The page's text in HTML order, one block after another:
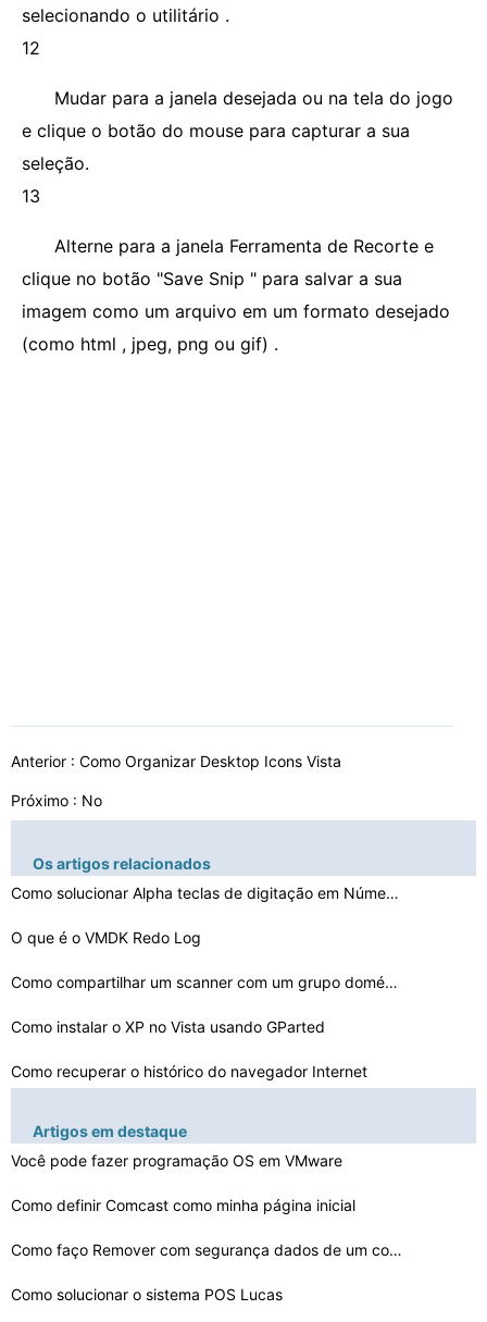
selecionando o utilitário .
12
Mudar para a janela desejada ou na tela do jogo
e clique o botão do mouse para capturar a sua
seleção.
13
Alterne para a janela Ferramenta de Recorte e
clique no botão "Save Snip " para salvar a sua
imagem como um arquivo em um formato desejado
(como html , jpeg, png ou gif) .
Anterior : Como Organizar Desktop Icons Vista
Próximo : No
Os artigos relacionados
Como solucionar Alpha teclas de digitação em Números…
O que é o VMDK Redo Log
Como compartilhar um scanner com um grupo doméstico
Como instalar o XP no Vista usando GParted
Como recuperar o histórico do navegador Internet
Sacred 2 não inicia
Como redimensionar Texto Impresso
Erro 1618 ao instalar o iTunes
Como configurar um servidor TFTP
Artigos em destaque
Você pode fazer programação OS em VMware
Como definir Comcast como minha página inicial
Como faço Remover com segurança dados de um computado…
Como solucionar o sistema POS Lucas